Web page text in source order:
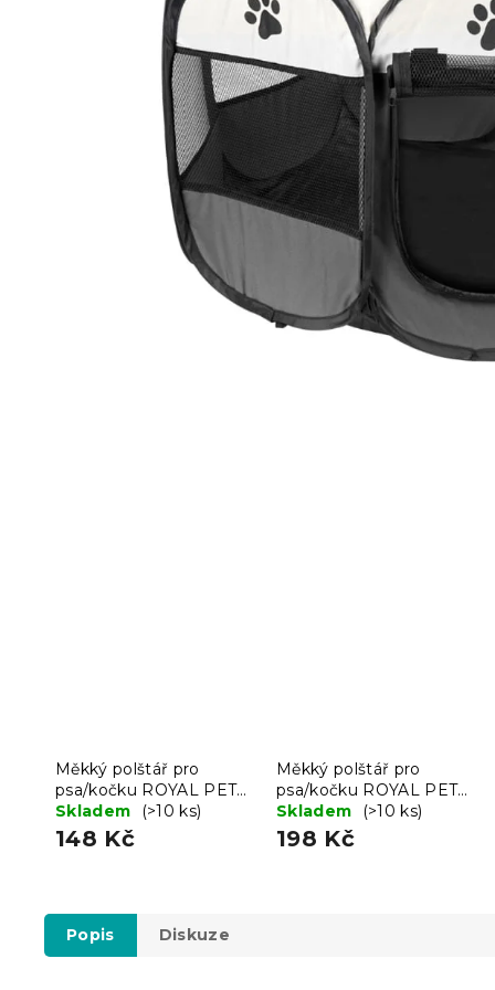
Měkký polštář pro
psa/kočku ROYAL PET
75x60 cm, černý
Skladem (>10 ks)
148 Kč
Měkký polštář pro
psa/kočku ROYAL PET
75x60 cm, vzorovaný
Skladem (>10 ks)
198 Kč
Popis Diskuze